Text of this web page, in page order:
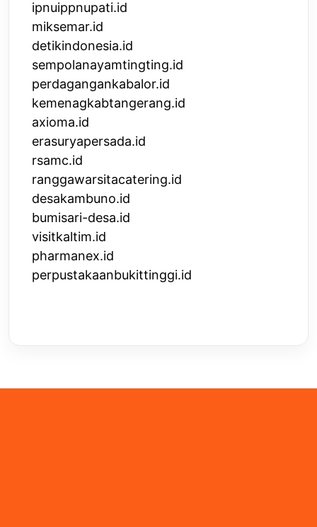
ipnuippnupati.id
miksemar.id
detikindonesia.id
sempolanayamtingting.id
perdagangankabalor.id
kemenagkabtangerang.id
axioma.id
erasuryapersada.id
rsamc.id
ranggawarsitacatering.id
desakambuno.id
bumisari-desa.id
visitkaltim.id
pharmanex.id
perpustakaanbukittinggi.id